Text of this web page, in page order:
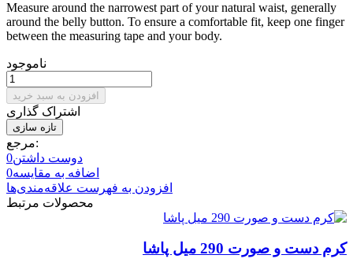
Measure around the narrowest part of your natural waist, generally
around the belly button. To ensure a comfortable fit, keep one finger
between the measuring tape and your body.
ناموجود
افزودن به سبد خرید
اشتراک گذاری
مرجع:
دوست داشتن0
اضافه به مقایسه0
افزودن به فهرست علاقه‌مندی‌ها
محصولات مرتبط
کرم دست و صورت 290 میل پاشا